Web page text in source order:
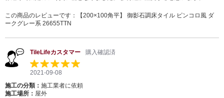
この商品のレビューです：
【200×100角平】 御影石調床タイル ピンコロ風 ダ
ークグレー系 26655TTN
TileLifeカスタマー 購入確認済
2021-09-08
施工の分類： 施工業者に依頼
施工場所： 屋外